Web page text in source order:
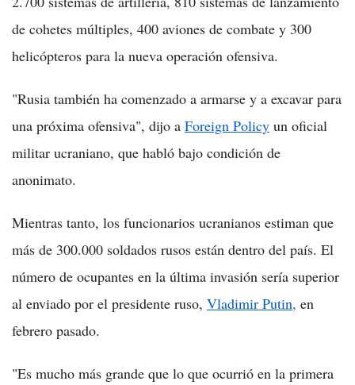
de cohetes múltiples, 400 aviones de combate y 300
helicópteros para la nueva operación ofensiva.
"Rusia también ha comenzado a armarse y a excavar para
una próxima ofensiva", dijo a Foreign Policy un oficial
militar ucraniano, que habló bajo condición de
anonimato.
Mientras tanto, los funcionarios ucranianos estiman que
más de 300.000 soldados rusos están dentro del país. El
número de ocupantes en la última invasión sería superior
al enviado por el presidente ruso, Vladimir Putin, en
febrero pasado.
"Es mucho más grande que lo que ocurrió en la primera